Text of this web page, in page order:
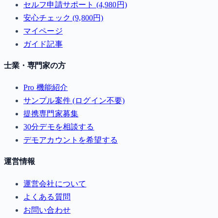
セルフ申請サポート (4,980円)
安心チェック (9,800円)
マイページ
ガイド記事
士業・専門家の方
Pro 機能紹介
サンプル案件 (ログイン不要)
提携専門家募集
30分デモを相談する
デモアカウントを希望する
運営情報
運営会社について
よくある質問
お問い合わせ